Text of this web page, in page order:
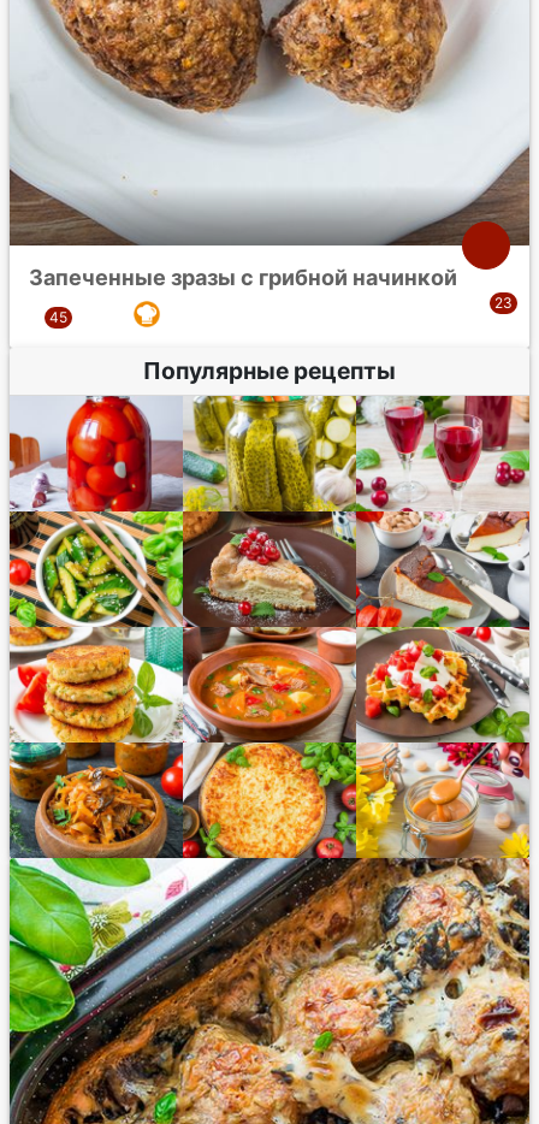
Запеченные зразы с грибной начинкой
Популярные рецепты